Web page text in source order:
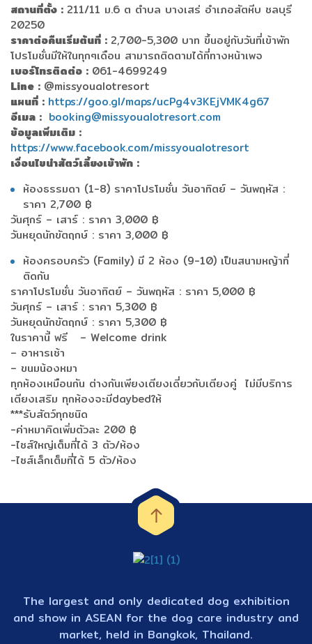
สถานที่ตั้ง : 211/11 ม.6 ต ตำบล บางเสร่ อำเภอสัตหีบ ชลบุรี
20250
ราคาต่อคืนเริ่มต้นที่ : 2,700-5,300 บาท ขึ้นอยู่กับวันที่เข้าพัก
โปรโมชั่นมีให้ในทุกๆเดือน สามารถติดตามได้ที่ทางหน้าเพจ
เบอร์โทรติดต่อ : 061-4699249
Line : @missyoualotresort
แผนที่ : https://goo.gl/maps/ucPg4v3KEjVMK4g67
อีเมล : booking@missyoualotresort.com
ข้อมูลเพิ่มเติม :
https://www.facebook.com/missyoualotresort
เงื่อนไขนำสัตว์เลี้ยงเข้าพัก :
ห้องธรรมดา (1-8) ราคาโปรโมชั่น วันอาทิตย์ – วันพฤหัส :
ราคา 2,700 ฿
วันศุกร์ – เสาร์ : ราคา 3,000 ฿
วันหยุดนักขัตฤกษ์ : ราคา 3,000 ฿
ห้องครอบครัว (Family) มี 2 ห้อง (9-10) เป็นสนามหญ้าที่
ติดกัน
ราคาโปรโมชั่น วันอาทิตย์ – วันพฤหัส : ราคา 5,000 ฿
วันศุกร์ – เสาร์ : ราคา 5,300 ฿
วันหยุดนักขัตฤกษ์ : ราคา 5,300 ฿
ในราคานี้ ฟรี – Welcome drink
– อาหารเช้า
– ขนมน้องหมา
ทุกห้องเหมือนกัน ต่างกันเพียงเตียงเดี่ยวกับเตียงคู่ ไม่มีบริการ
เตียงเสริม ทุกห้องจะมีdaybedให้
***รับสัตว์ทุกชนิด
-ค่าหมาคิดเพิ่มตัวละ 200 ฿
-ไซส์ใหญ่เต็มที่ได้ 3 ตัว/ห้อง
-ไซส์เล็กเต็มที่ได้ 5 ตัว/ห้อง
The largest and only dedicated dog exhibition
and show in ASEAN for the dog care industry and
market, held in Bangkok, Thailand.